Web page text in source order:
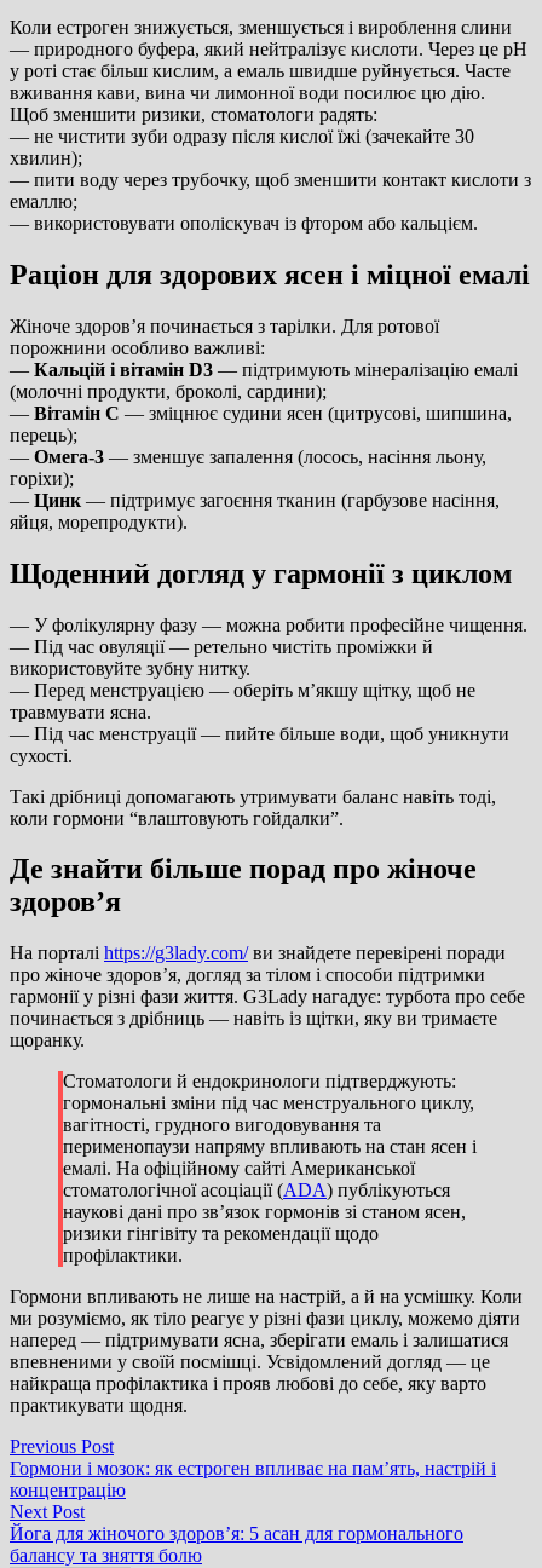
Коли естроген знижується, зменшується і вироблення слини
— природного буфера, який нейтралізує кислоти. Через це рН
у роті стає більш кислим, а емаль швидше руйнується. Часте
вживання кави, вина чи лимонної води посилює цю дію.
Щоб зменшити ризики, стоматологи радять:
— не чистити зуби одразу після кислої їжі (зачекайте 30
хвилин);
— пити воду через трубочку, щоб зменшити контакт кислоти з
емаллю;
— використовувати ополіскувач із фтором або кальцієм.
Раціон для здорових ясен і міцної емалі
Жіноче здоров’я починається з тарілки. Для ротової
порожнини особливо важливі:
— Кальцій і вітамін D3 — підтримують мінералізацію емалі
(молочні продукти, броколі, сардини);
— Вітамін С — зміцнює судини ясен (цитрусові, шипшина,
перець);
— Омега-3 — зменшує запалення (лосось, насіння льону,
горіхи);
— Цинк — підтримує загоєння тканин (гарбузове насіння,
яйця, морепродукти).
Щоденний догляд у гармонії з циклом
— У фолікулярну фазу — можна робити професійне чищення.
— Під час овуляції — ретельно чистіть проміжки й
використовуйте зубну нитку.
— Перед менструацією — оберіть м’якшу щітку, щоб не
травмувати ясна.
— Під час менструації — пийте більше води, щоб уникнути
сухості.
Такі дрібниці допомагають утримувати баланс навіть тоді,
коли гормони “влаштовують гойдалки”.
Де знайти більше порад про жіноче
здоров’я
На порталі https://g3lady.com/ви знайдете перевірені поради
про жіноче здоров’я, догляд за тілом і способи підтримки
гармонії у різні фази життя. G3Lady нагадує: турбота про себе
починається з дрібниць — навіть із щітки, яку ви тримаєте
щоранку.
Стоматологи й ендокринологи підтверджують:
гормональні зміни під час менструального циклу,
вагітності, грудного вигодовування та
перименопаузи напряму впливають на стан ясен і
емалі. На офіційному сайті Американської
стоматологічної асоціації (ADA) публікуються
наукові дані про зв’язок гормонів зі станом ясен,
ризики гінгівіту та рекомендації щодо
профілактики.
Гормони впливають не лише на настрій, а й на усмішку. Коли
ми розуміємо, як тіло реагує у різні фази циклу, можемо діяти
наперед — підтримувати ясна, зберігати емаль і залишатися
впевненими у своїй посмішці. Усвідомлений догляд — це
найкраща профілактика і прояв любові до себе, яку варто
практикувати щодня.
Навігація
записів
Previous PostPrevious
post:
Гормони і мозок: як естроген впливає на пам’ять, настрій і
концентрацію
Next PostNext
post:
Йога для жіночого здоров’я: 5 асан для гормонального
балансу та зняття болю